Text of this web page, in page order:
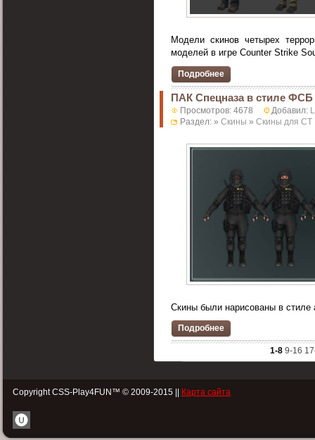
Модели скинов четырех
моделей в игре Counter Strike
Подробнее
ПАК Спецназа в стиле ФСБ
Просмотров: 4678 Добавил:
Раздел: » Скины » Скины для CT
Скины были нарисованы в стиле
Подробнее
1-8 9-16
Copyright CSS-Play4FUN™ © 2009-2015 || Карта сайта